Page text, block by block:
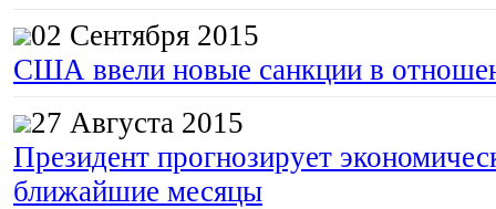
02 Сентября 2015
США ввели новые санкции в
27 Августа 2015
Президент прогнозирует
ближайшие месяцы